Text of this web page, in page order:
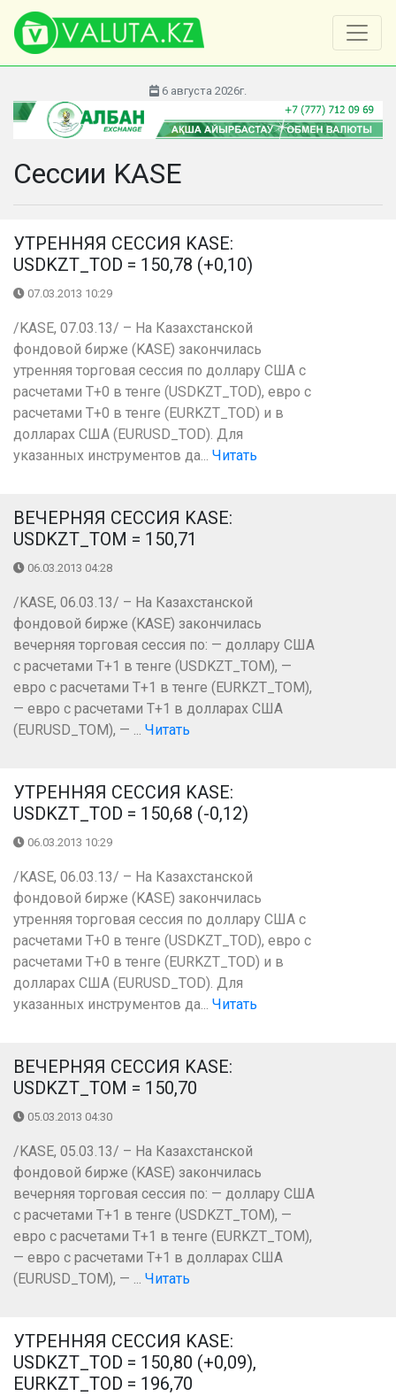
6 августа 2026г.
Сессии KASE
УТРЕННЯЯ СЕССИЯ KASE:
USDKZT_TOD = 150,78 (+0,10)
07.03.2013 10:29
/KASE, 07.03.13/ – На Казахстанской
фондовой бирже (KASE) закончилась
утренняя торговая сессия по доллару США с
расчетами Т+0 в тенге (USDKZT_TOD), евро с
расчетами T+0 в тенге (EURKZT_TOD) и в
долларах США (EURUSD_TOD). Для
указанных инструментов да... Читать
ВЕЧЕРНЯЯ СЕССИЯ KASE:
USDKZT_TOM = 150,71
06.03.2013 04:28
/KASE, 06.03.13/ – На Казахстанской
фондовой бирже (KASE) закончилась
вечерняя торговая сессия по: — доллару США
с расчетами Т+1 в тенге (USDKZT_TOM), —
евро с расчетами Т+1 в тенге (EURKZT_TOM),
— евро с расчетами Т+1 в долларах США
(EURUSD_TOM), — ... Читать
УТРЕННЯЯ СЕССИЯ KASE:
USDKZT_TOD = 150,68 (-0,12)
06.03.2013 10:29
/KASE, 06.03.13/ – На Казахстанской
фондовой бирже (KASE) закончилась
утренняя торговая сессия по доллару США с
расчетами Т+0 в тенге (USDKZT_TOD), евро с
расчетами T+0 в тенге (EURKZT_TOD) и в
долларах США (EURUSD_TOD). Для
указанных инструментов да... Читать
ВЕЧЕРНЯЯ СЕССИЯ KASE:
USDKZT_TOM = 150,70
05.03.2013 04:30
/KASE, 05.03.13/ – На Казахстанской
фондовой бирже (KASE) закончилась
вечерняя торговая сессия по: — доллару США
с расчетами Т+1 в тенге (USDKZT_TOM), —
евро с расчетами Т+1 в тенге (EURKZT_TOM),
— евро с расчетами Т+1 в долларах США
(EURUSD_TOM), — ... Читать
УТРЕННЯЯ СЕССИЯ KASE:
USDKZT_TOD = 150,80 (+0,09),
EURKZT_TOD = 196,70